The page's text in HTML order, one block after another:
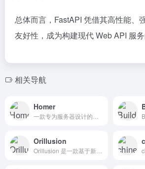
总体而言，FastAPI 凭借其高性能、
友好性，成为构建现代 Web API 服务
相关导航
Homer
Orillusion